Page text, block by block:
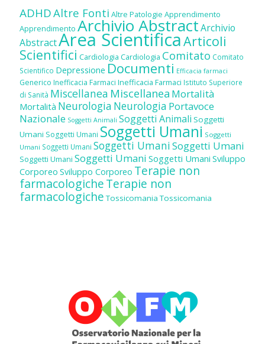
ADHDAltre Fonti Altre Patologie Apprendimento
Apprendimento Archivio AbstractArchivio
AbstractArea ScientificaArticoli
Scientifici Cardiologia Cardiologia Comitato Comitato
Scientifico Depressione Documenti Efficacia farmaci
Generico Inefficacia Farmaci Inefficacia Farmaci Istituto Superiore
di Sanità Miscellanea Miscellanea Mortalità
Mortalità Neurologia Neurologia Portavoce
Nazionale Soggetti Animali Soggetti Animali Soggetti
Umani Soggetti Umani Soggetti Umani Soggetti
Umani Soggetti Umani Soggetti UmaniSoggetti Umani
Soggetti Umani Soggetti Umani Soggetti Umani Sviluppo
Corporeo Sviluppo Corporeo Terapie non
farmacologicheTerapie non
farmacologiche Tossicomania Tossicomania